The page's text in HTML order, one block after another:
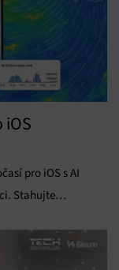
iOS
pro iOS s AI
Stahujte